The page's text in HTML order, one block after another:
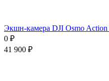
Экшн-камера DJI Osmo
0 ₽
41 900 ₽